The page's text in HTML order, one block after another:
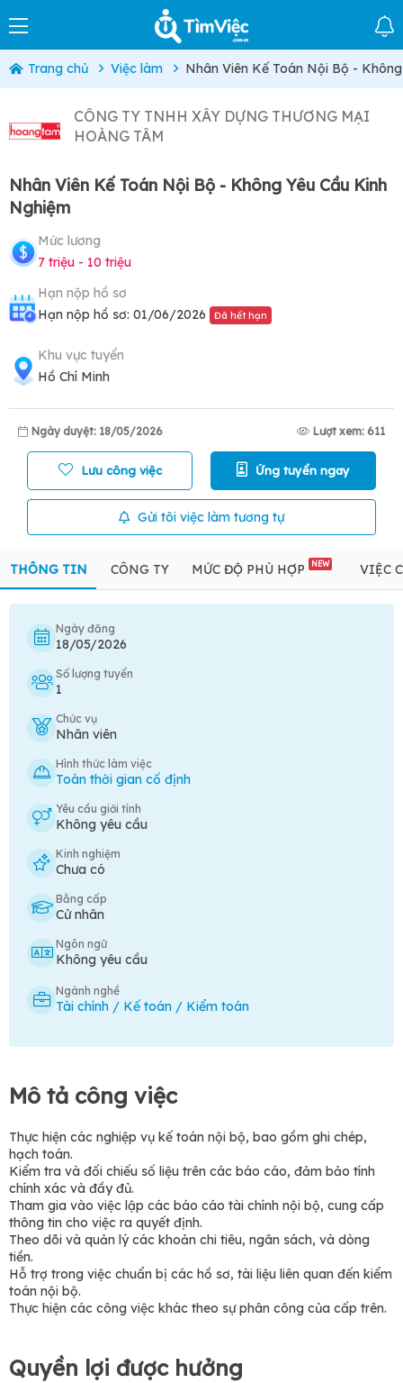
Trang chủ Việc làm Nhân Viên Kế Toán Nội Bộ -
CÔNG TY TNHH XÂY DỰNG THƯƠNG MẠI
HOÀNG TÂM
Nhân Viên Kế Toán Nội Bộ - Không Yêu Cầu Kinh
Nghiệm
Mức lương
7 triệu - 10 triệu
Hạn nộp hồ sơ
Hạn nộp hồ sơ: 01/06/2026
Đã hết hạn
Khu vực tuyển
Hồ Chí Minh
Ngày duyệt: 18/05/2026 Lượt xem: 611
Lưu công việc Ứng tuyển ngay
Gửi tôi việc làm tương tự
THÔNG TIN CÔNG TY MỨC ĐỘ PHÙ HỢP NEW VIỆC
Ngày đăng
18/05/2026
Số lượng tuyển
1
Chức vụ
Nhân viên
Hình thức làm việc
Toàn thời gian cố định
Yêu cầu giới tính
Không yêu cầu
Kinh nghiệm
Chưa có
Bằng cấp
Cử nhân
Ngôn ngữ
Không yêu cầu
Ngành nghề
Tài chính / Kế toán / Kiểm toán
Mô tả công việc
Thực hiện các nghiệp vụ kế toán nội bộ, bao gồm ghi chép,
hạch toán.
Kiểm tra và đối chiếu số liệu trên các báo cáo, đảm bảo tính
chính xác và đầy đủ.
Tham gia vào việc lập các báo cáo tài chính nội bộ, cung cấp
thông tin cho việc ra quyết định.
Theo dõi và quản lý các khoản chi tiêu, ngân sách, và dòng
tiền.
Hỗ trợ trong việc chuẩn bị các hồ sơ, tài liệu liên quan đến kiểm
toán nội bộ.
Thực hiện các công việc khác theo sự phân công của cấp trên.
Quyền lợi được hưởng